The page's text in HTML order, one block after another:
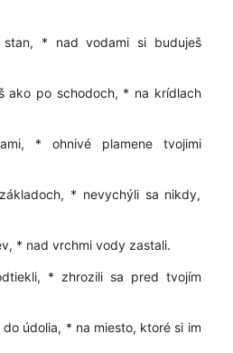
stan, * nad vodami si buduješ
ako po schodoch, * na krídlach
* ohnivé plamene tvojimi
* nevychýli sa nikdy,
* nad vrchmi vody zastali.
* zhrozili sa pred tvojím
údolia, * na miesto, ktoré si im